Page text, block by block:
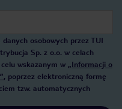
osobowych przez TUI
Sp. z o.o. w celach
wskazanym w „Informacji o
, poprzez elektroniczną formę
tzw. automatycznych